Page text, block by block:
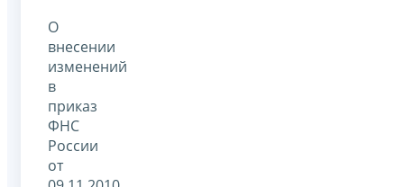
О
внесении
изменений
в
приказ
ФНС
России
от